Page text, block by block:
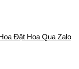
Đặt Hoa Qua Zalo